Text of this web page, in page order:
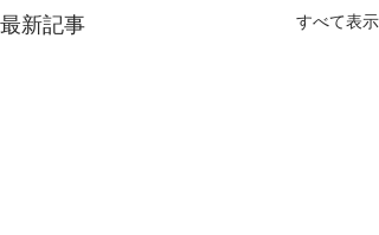
最新記事 すべて表示